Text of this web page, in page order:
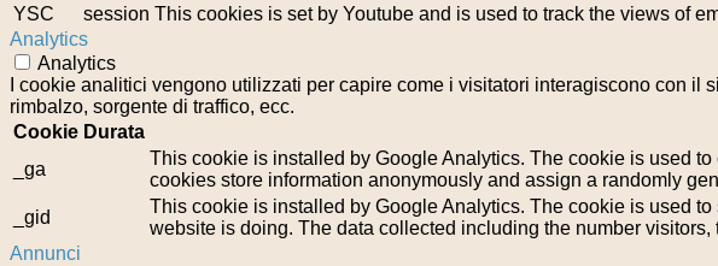
YSC
session This cookies is set by Youtube and is used to track the views of
Analytics
Analytics
I cookie analitici vengono utilizzati per capire come i visitatori interagiscono con
rimbalzo, sorgente di traffico, ecc.
Cookie Durata
_ga
This cookie is installed by Google Analytics. The cookie is used
cookies store information anonymously and assign a randomly
_gid
This cookie is installed by Google Analytics. The cookie is used
website is doing. The data collected including the number
Annunci